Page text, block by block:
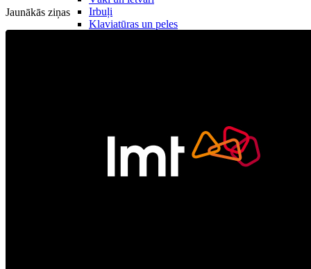
Irbuļi
Klaviatūras un peles
Jaunākās ziņas